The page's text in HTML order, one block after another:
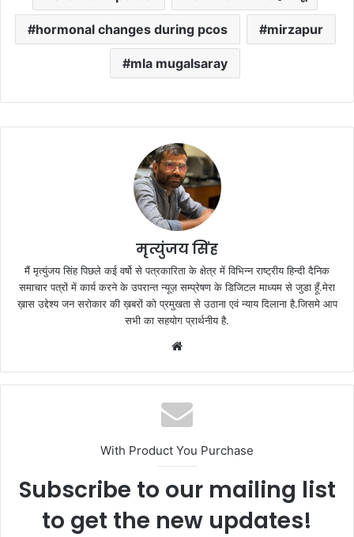
hormonal changes during pcos mirzapur
mla mugalsaray
मृत्युंजय सिंह
मैं मृत्युंजय सिंह पिछले कई वर्षो से पत्रकारिता के क्षेत्र में विभिन्न राष्ट्रीय हिन्दी दैनिक
समाचार पत्रों में कार्य करने के उपरान्त न्यूज़ सम्प्रेषण के डिजिटल माध्यम से जुडा हूँ.मेरा
ख़ास उद्देश्य जन सरोकार की ख़बरों को प्रमुखता से उठाना एवं न्याय दिलाना है.जिसमे आप
सभी का सहयोग प्रार्थनीय है.
With Product You Purchase
Subscribe to our mailing list
to get the new updates!